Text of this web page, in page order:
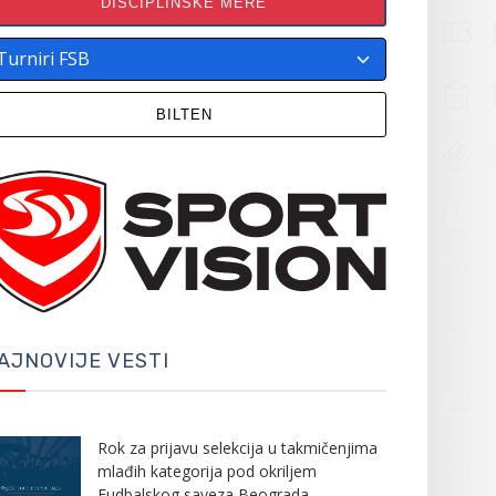
BILTEN
VESTI
Rok za prijavu selekcija u takmičenjima
mlađih kategorija pod okriljem